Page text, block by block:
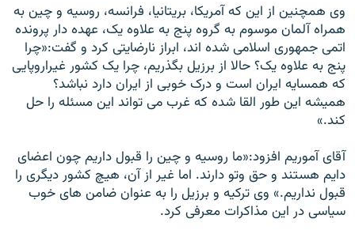
وی همچنين از اين که آمريکا، بريتانيا، فرانسه، روسيه و چين به
همراه آلمان موسوم به گروه پنج به علاوه يک، عهده دار پرونده
اتمی جمهوری اسلامی شده اند، ابراز نارضايتی کرد و گفت:«چرا
پنج به علاوه يک؟ حالا از برزيل بگذريم، چرا يک کشور غيراروپايی
که همسايه ايران است و درک خوبی از ايران دارد نباشد؟
هميشه اين طور القا شده که غرب می تواند اين مسئله را حل
کند.»
آقای آموريم افزود:«ما روسيه و چين را قبول داريم چون اعضای
دايم هستند و حق وتو دارند. اما غير از آن، هيچ کشور ديگری را
قبول نداريم.» وی ترکيه و برزيل را به عنوان ضامن های خوب
سياسی در اين مذاکرات معرفی کرد.